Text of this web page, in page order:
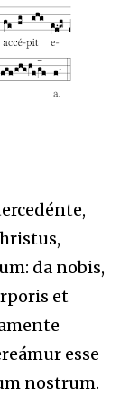
da nobis,
et
esse
nostrum.